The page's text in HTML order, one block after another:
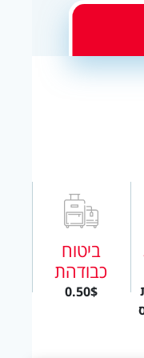
ביטוח
כבודהת
0.50$